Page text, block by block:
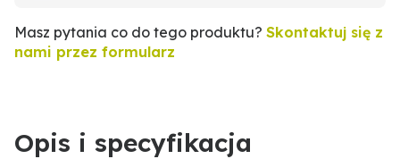
Masz pytania co do tego produktu? Skontaktuj się z
nami przez formularz
Opis i specyfikacja